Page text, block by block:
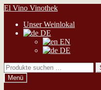
Zur
springen
Zum
springen
El Vino Vinothek
Unser Weinlokal
DE
EN
DE
Suchen
nach:
Menü